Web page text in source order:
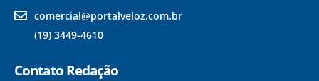
comercial@portalveloz.com.br
(19) 3449-4610
Contato Redação